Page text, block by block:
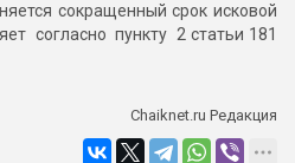
сокращенный срок исковой
согласно пункту 2 статьи 181
Chaiknet.ru Редакция